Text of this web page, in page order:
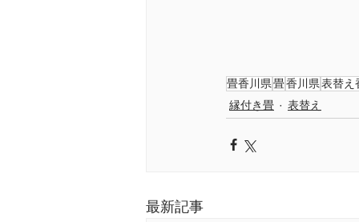
畳香川県畳香川県表替え
縁付き畳
表替え
最新記事